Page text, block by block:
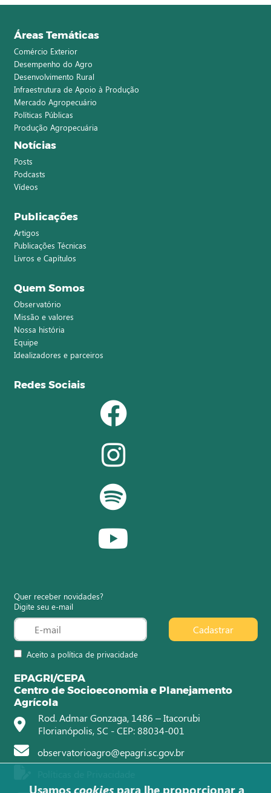
Áreas Temáticas
Comércio Exterior
Desempenho do Agro
Desenvolvimento Rural
Infraestrutura de Apoio à Produção
Mercado Agropecuário
Políticas Públicas
Produção Agropecuária
Notícias
Posts
Podcasts
Vídeos
Publicações
Artigos
Publicações Técnicas
Livros e Capítulos
Quem Somos
Observatório
Missão e valores
Nossa história
Equipe
Idealizadores e parceiros
Redes Sociais
Quer receber novidades?
Digite seu e-mail
Aceito a política de privacidade
Cadastrar
EPAGRI/CEPA
Centro de Socioeconomia e Planejamento
Agrícola
Rod. Admar Gonzaga, 1486 – Itacorubi
Florianópolis, SC - CEP: 88034-001
observatorioagro@epagri.sc.gov.br
Usamos cookies para lhe proporcionar a